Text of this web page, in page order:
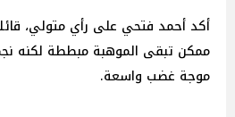
أكد أحمد فتحي على رأي متولي،
ممكن تبقى الموهبة مبططة لكنه
موجة غضب واسعة.